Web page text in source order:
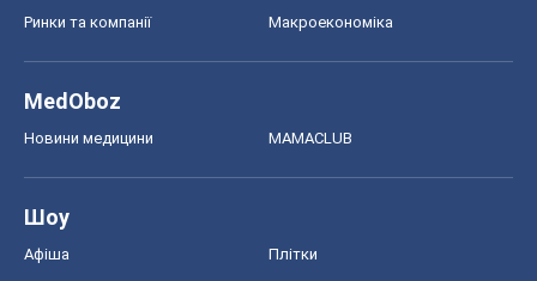
Ринки та компанії Макроекономіка
MedOboz
Новини медицини MAMACLUB
Шоу
Афіша Плітки